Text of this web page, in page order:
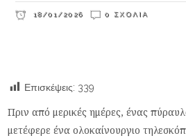
18/01/2026 0 ΣΧΌΛΙΑ
Επισκέψεις: 339
Πριν από μερικές ημέρες, ένας
μετέφερε ένα ολοκαίνουργιο